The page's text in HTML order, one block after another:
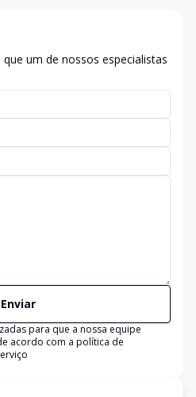
um de nossos especialistas
Enviar
para que a nossa equipe
acordo com a política de